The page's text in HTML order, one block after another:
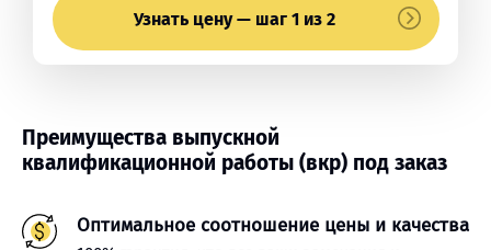
Узнать цену — шаг 1 из 2
Преимущества выпускной
квалификационной работы (вкр) под заказ
Оптимальное соотношение цены и качества